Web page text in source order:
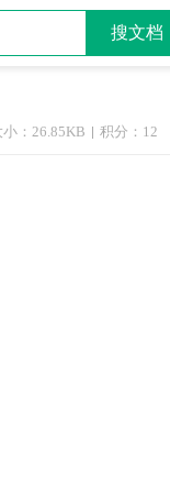
搜文档
小：26.85KB 积分：12